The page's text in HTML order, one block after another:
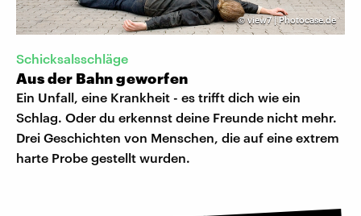
©view7 | Photocase.de
Schicksalsschläge
Aus der Bahn geworfen
Ein Unfall, eine Krankheit - es trifft dich wie ein
Schlag. Oder du erkennst deine Freunde nicht mehr.
Drei Geschichten von Menschen, die auf eine extrem
harte Probe gestellt wurden.